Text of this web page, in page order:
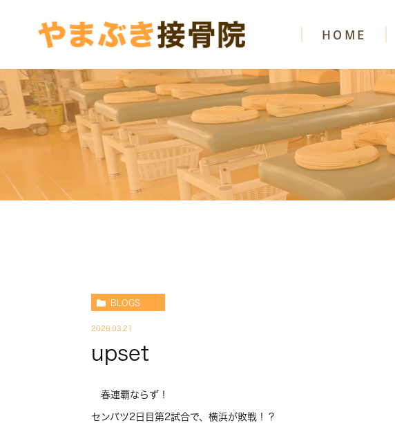
HOME
BLOGS
2026.03.21
upset
春連覇ならず！
センバツ2日目第2試合で、横浜が敗戦！？